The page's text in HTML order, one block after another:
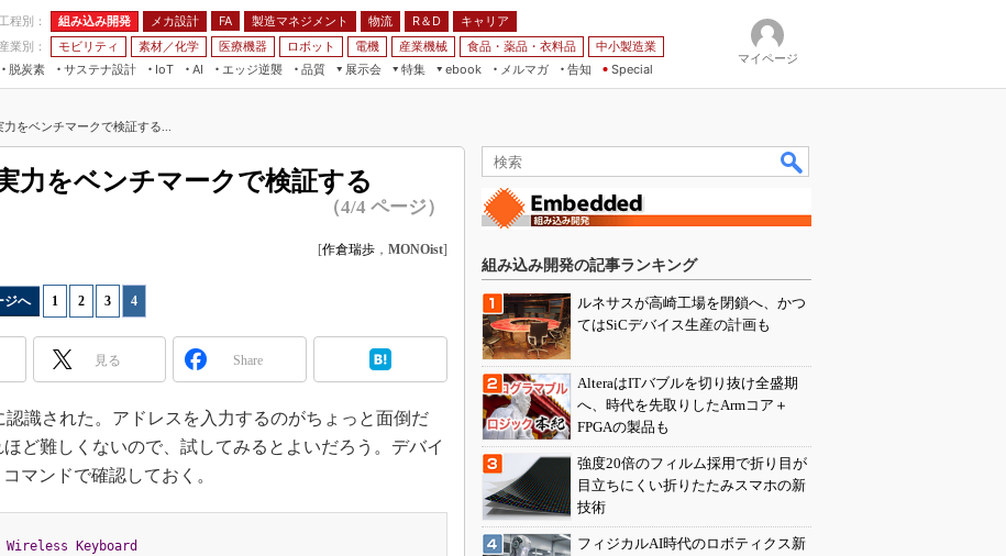
工程別： 組み込み開発 メカ設計 FA 製造マネジメント 物流 R＆D
キャリア
産業別：
モビリティ 素材／化学 医療機器 ロボット 電機 産業機械 食品・薬品・衣料品
中小製造業
脱炭素
サステナ設計
IoT
ビス
AI
保全
AI
エッジ逆襲 品質
展示会
JIMTOF
展＆IoT/5Gソリューション展
スマート工場EXPO
EdgeTech+
日本ものづくりワールド
AUTOMOTIVE WORLD
産業オープンネット展
特集
VR／AR
Windows Embedded
ISO26262
無償設計ツール
ebook
メルマガ
告知 Special
マイページ
力をベンチマークで検証する...
力をベンチマークで検証する
（4/4 ページ）
[作倉瑞歩 ， MONOist]
ジへ 1 2 3 4
見る Share
識された。アドレスを入力するのがちょっと面倒だ
ど難しくないので、試してみるとよいだろう。デバイ
マンドで確認しておく。
Wireless
Keyboard
組み込み開発の記事ランキング
ルネサスが高崎工場を閉鎖へ、かつ
てはSiCデバイス生産の計画も
AlteraはITバブルを切り抜け全盛期
へ、時代を先取りしたArmコア＋
FPGAの製品も
強度20倍のフィルム採用で折り目が
目立ちにくい折りたたみスマホの新
技術
フィジカルAI時代のロボティクス新